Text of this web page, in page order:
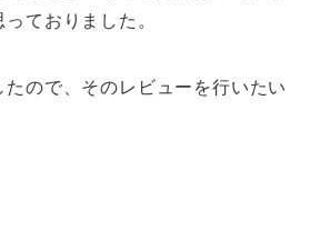
ておりました。
ので、そのレビューを行いたい